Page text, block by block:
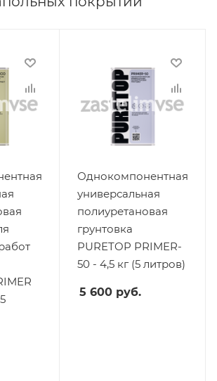
Однокомпонентная
универсальная
полиуретановая
грунтовка
PURETOP PRIMER-
50 - 4,5 кг (5 литров)
5 600 руб.